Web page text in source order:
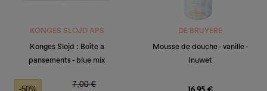
KONGES SLOJD APS
Konges Slojd : Boîte à
pansements - blue mix
Prix de base
7,00 €
-50%
Prix
DE BRUYERE
Mousse de douche - vanille -
Inuwet